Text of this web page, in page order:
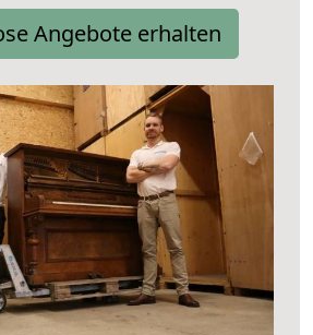
Angebote erhalten